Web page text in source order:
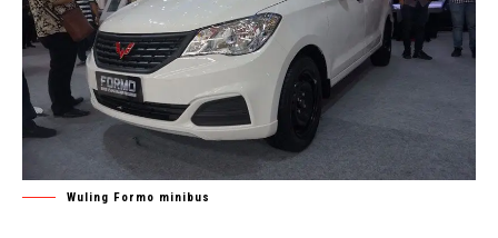
Wuling Formo minibus